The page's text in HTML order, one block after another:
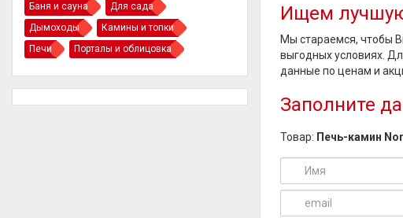
Баня и сауна
Для сада
Дымоходы
Камины и топки
Печи
Порталы и облицовка
Ищем
Мы стараемся, чтобы
выгодных условиях.
данные по ценам и
Заполните
Товар: Печь-камин